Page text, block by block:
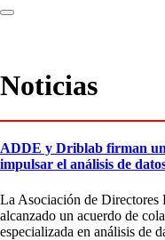
Noticias
ADDE y Driblab firman
impulsar el análisis de
La Asociación de
alcanzado un acuerdo de
especializada en análisis de